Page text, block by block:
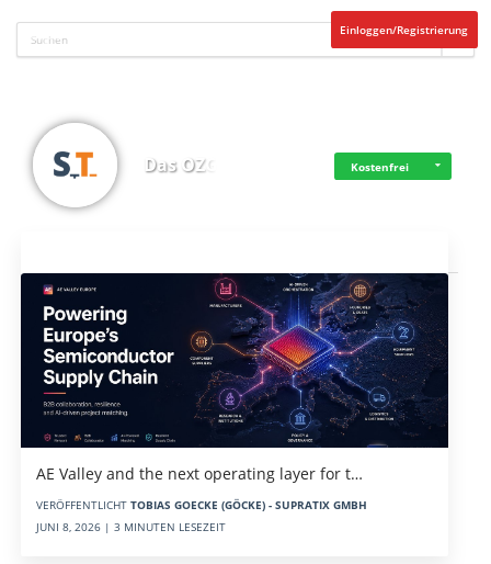
Einloggen/Registrierung
Das OZG Kostenfrei
AE Valley and the next operating layer for t…
VERÖFFENTLICHT TOBIAS GOECKE (GÖCKE) - SUPRATIX GMBH
JUNI 8, 2026 | 3 MINUTEN LESEZEIT